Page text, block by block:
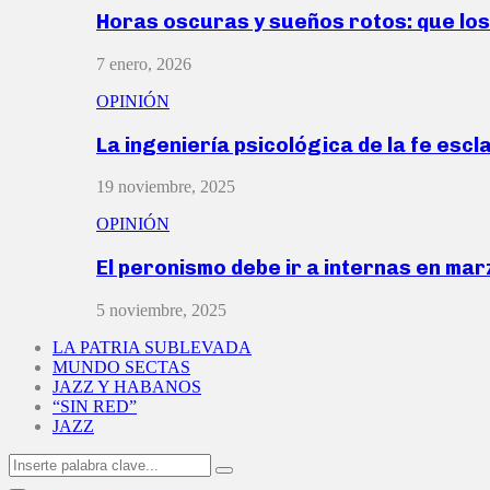
Horas oscuras y sueños rotos: que
7 enero, 2026
OPINIÓN
La ingeniería psicológica de la fe
19 noviembre, 2025
OPINIÓN
El peronismo debe ir a internas en
5 noviembre, 2025
LA PATRIA SUBLEVADA
MUNDO SECTAS
JAZZ Y HABANOS
“SIN RED”
JAZZ
Search
for:
Search